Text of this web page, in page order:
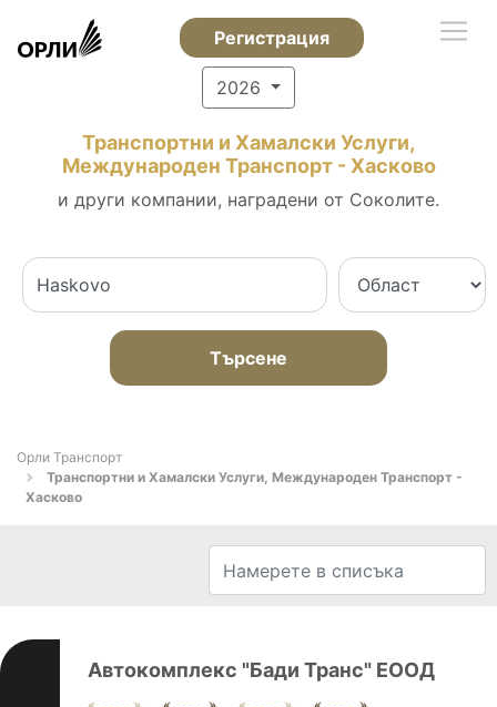
Регистрация
2026
Транспортни и Хамалски Услуги,
Международен Транспорт - Хасково
и други компании, наградени от Соколите.
Търсене
Орли Транспорт
Транспортни и Хамалски Услуги, Международен Транспорт -
Хасково
Автокомплекс "Бади Транс" ЕООД